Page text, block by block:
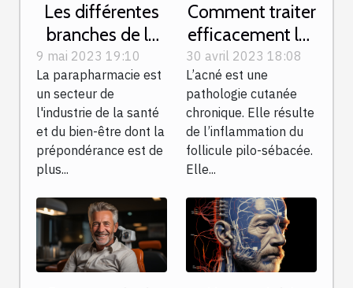
Les différentes
branches de la
parapharmacie
9 mai 2023 19:10
La parapharmacie est
un secteur de
l'industrie de la santé
et du bien-être dont la
prépondérance est de
plus...
Comment traiter
efficacement les
cicatrices ?
d’acnés ?
30 avril 2023 18:08
L’acné est une
pathologie cutanée
chronique. Elle résulte
de l’inflammation du
follicule pilo-sébacée.
Elle...